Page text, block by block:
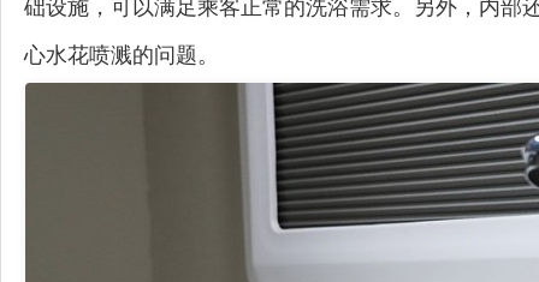
心水花喷溅的问题。